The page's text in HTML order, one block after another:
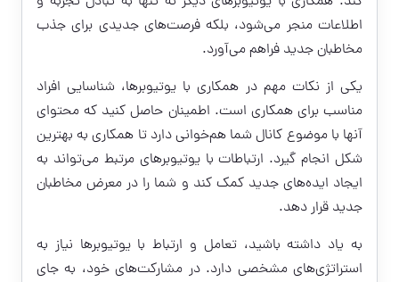
اطلاعات منجر می‌شود، بلکه فرصت‌های جدیدی برای جذب
مخاطبان جدید فراهم می‌آورد.
یکی از نکات مهم در همکاری با یوتیوبرها، شناسایی افراد
مناسب برای همکاری است. اطمینان حاصل کنید که محتوای
آنها با موضوع کانال شما هم‌خوانی دارد تا همکاری به بهترین
شکل انجام گیرد. ارتباطات با یوتیوبرهای مرتبط می‌تواند به
ایجاد ایده‌های جدید کمک کند و شما را در معرض مخاطبان
جدید قرار دهد.
به یاد داشته باشید، تعامل و ارتباط با یوتیوبرها نیاز به
استراتژی‌های مشخصی دارد. در مشارکت‌های خود، به جای